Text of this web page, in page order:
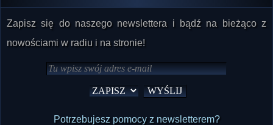
Zapisz się do naszego newslettera i bądź na bieżąco z
nowościami w radiu i na stronie!
Potrzebujesz pomocy z newsletterem?